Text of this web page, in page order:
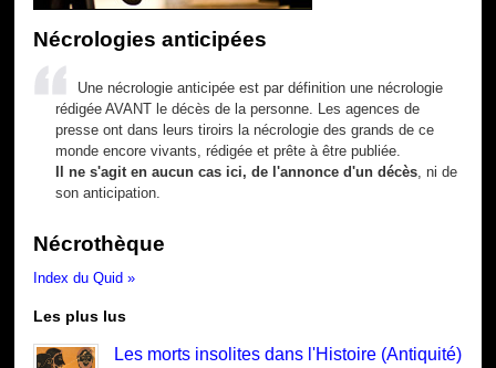
Nécrologies anticipées
Une nécrologie anticipée est par définition une nécrologie
rédigée AVANT le décès de la personne. Les agences de
presse ont dans leurs tiroirs la nécrologie des grands de ce
monde encore vivants, rédigée et prête à être publiée.
Il ne s'agit en aucun cas ici, de l'annonce d'un décès , ni de
son anticipation.
Nécrothèque
Index du Quid »
Les plus lus
Les morts insolites dans l'Histoire (Antiquité)